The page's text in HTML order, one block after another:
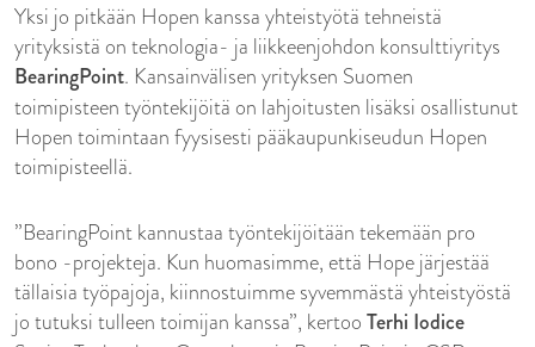
Yksi jo pitkään Hopen kanssa yhteistyötä tehneistä
yrityksistä on teknologia- ja liikkeenjohdon konsulttiyritys
BearingPoint. Kansainvälisen yrityksen Suomen
toimipisteen työntekijöitä on lahjoitusten lisäksi osallistunut
Hopen toimintaan fyysisesti pääkaupunkiseudun Hopen
toimipisteellä.
”BearingPoint kannustaa työntekijöitään tekemään pro
bono -projekteja. Kun huomasimme, että Hope järjestää
tällaisia työpajoja, kiinnostuimme syvemmästä yhteistyöstä
jo tutuksi tulleen toimijan kanssa”, kertoo Terhi Iodice